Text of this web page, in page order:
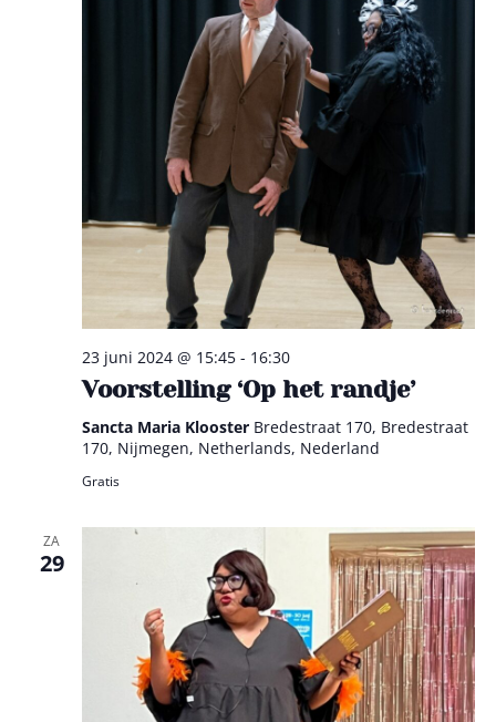
Voorstelling ‘Op het randje’
23 juni 2024 @ 15:45- 16:30
Sancta Maria Klooster Bredestraat 170, Bredestraat
170, Nijmegen, Netherlands, Nederland
Gratis
ZA
29